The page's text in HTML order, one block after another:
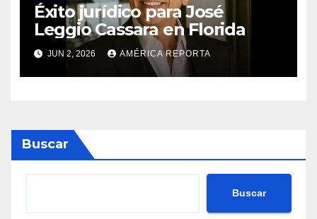
Éxito jurídico para José
Leggio Cassara en Florida
JUN 2, 2026 AMÉRICA REPORTA
Buscar
Buscar